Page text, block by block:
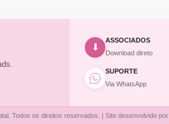
⬇
ASSOCIADOS
Download direto
SUPORTE
Via WhatsApp
Todos os direitos reservados. | Site desenvolvido por